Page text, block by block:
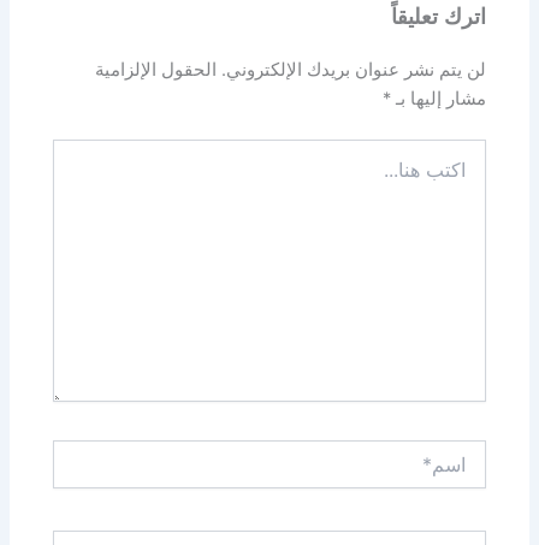
اترك تعليقاً
لن يتم نشر عنوان بريدك الإلكتروني. الحقول الإلزامية
مشار إليها بـ*
هنا...